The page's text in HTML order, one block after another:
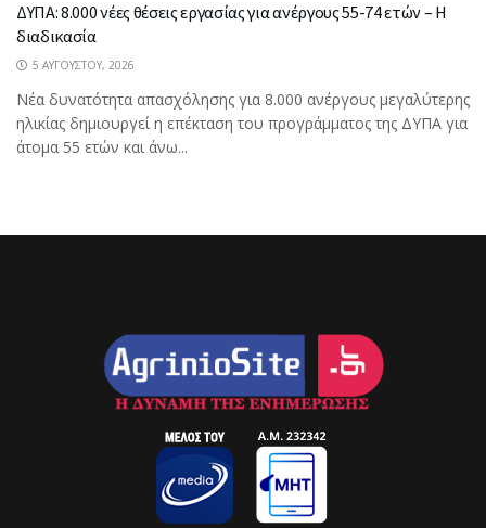
ΔΥΠΑ: 8.000 νέες θέσεις εργασίας για ανέργους 55-74 ετών – Η
διαδικασία
5 ΑΥΓΟΎΣΤΟΥ, 2026
Νέα δυνατότητα απασχόλησης για 8.000 ανέργους μεγαλύτερης
ηλικίας δημιουργεί η επέκταση του προγράμματος της ΔΥΠΑ για
άτομα 55 ετών και άνω...